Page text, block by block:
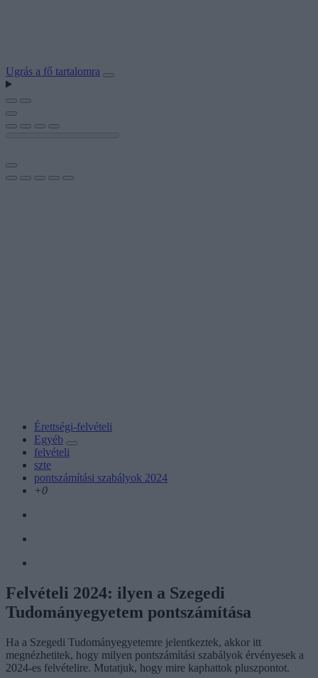
Ugrás a fő tartalomra
Érettségi-felvételi
Egyéb
felvételi
szte
pontszámítási szabályok 2024
+0
Felvételi 2024: ilyen a Szegedi
Tudományegyetem pontszámítása
Ha a Szegedi Tudományegyetemre jelentkeztek, akkor itt
megnézhetitek, hogy milyen pontszámítási szabályok érvényesek a
2024-es felvételire. Mutatjuk, hogy mire kaphattok pluszpontot.